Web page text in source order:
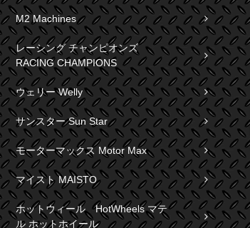
M2 Machines
レーシング チャンピオンズ
RACING CHAMPIONS
ウェリー Welly
サンスター Sun Star
モーターマックス Motor Max
マイスト MAISTO
ホットウィール HotWheels マテ
ル ホットホイール